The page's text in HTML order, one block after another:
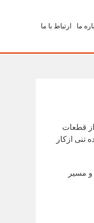
ما ارتباط با ما
قطعات
تنی ازکار
و مسیر